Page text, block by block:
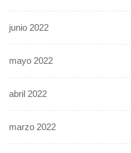
junio 2022
mayo 2022
abril 2022
marzo 2022